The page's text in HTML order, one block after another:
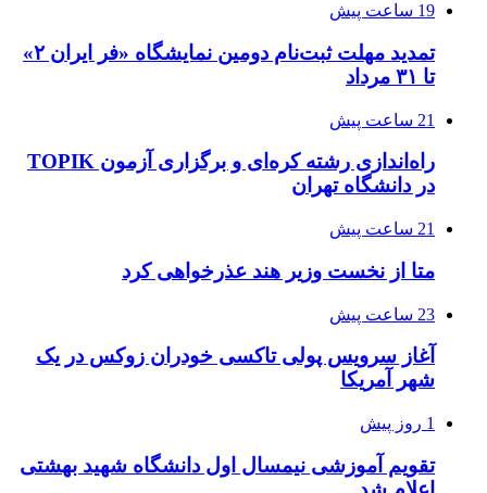
19 ساعت پیش
تمدید مهلت ثبت‌نام دومین نمایشگاه «فر ایران ۲»
تا ۳۱ مرداد
21 ساعت پیش
راه‌اندازی رشته کره‌ای و برگزاری آزمون TOPIK
در دانشگاه تهران
21 ساعت پیش
متا از نخست وزیر هند عذرخواهی کرد
23 ساعت پیش
آغاز سرویس پولی تاکسی خودران زوکس در یک
شهر آمریکا
1 روز پیش
تقویم آموزشی نیمسال اول دانشگاه شهید بهشتی